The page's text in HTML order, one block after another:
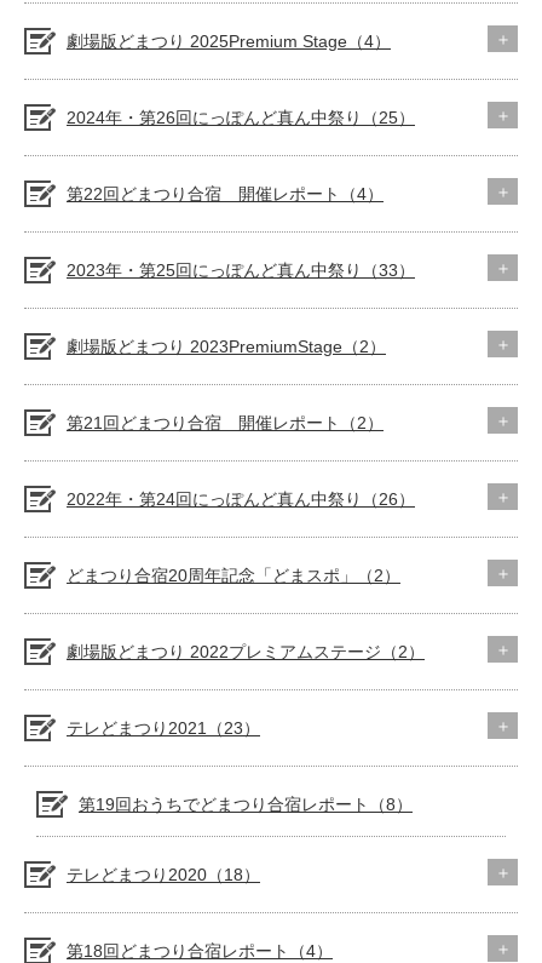
劇場版どまつり 2025Premium Stage（4）
2024年・第26回にっぽんど真ん中祭り（25）
第22回どまつり合宿 開催レポート（4）
2023年・第25回にっぽんど真ん中祭り（33）
劇場版どまつり 2023PremiumStage（2）
第21回どまつり合宿 開催レポート（2）
2022年・第24回にっぽんど真ん中祭り（26）
どまつり合宿20周年記念「どまスポ」（2）
劇場版どまつり 2022プレミアムステージ（2）
テレどまつり2021（23）
第19回おうちでどまつり合宿レポート（8）
テレどまつり2020（18）
第18回どまつり合宿レポート（4）